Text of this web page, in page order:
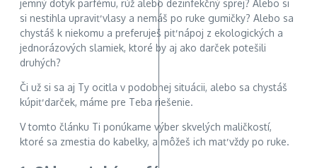
jemný dotyk parfému, rúž alebo dezinfekčný sprej? Alebo si
si nestihla upraviť vlasy a nemáš po ruke gumičky? Alebo sa
chystáš k niekomu a preferuješ piť nápoj z ekologických a
jednorázových slamiek, ktoré by aj ako darček potešili
druhých?
Či už si sa aj Ty ocitla v podobnej situácii, alebo sa chystáš
kúpiť darček, máme pre Teba riešenie.
V tomto článku Ti ponúkame výber skvelých maličkostí,
ktoré sa zmestia do kabelky, a môžeš ich mať vždy po ruke.